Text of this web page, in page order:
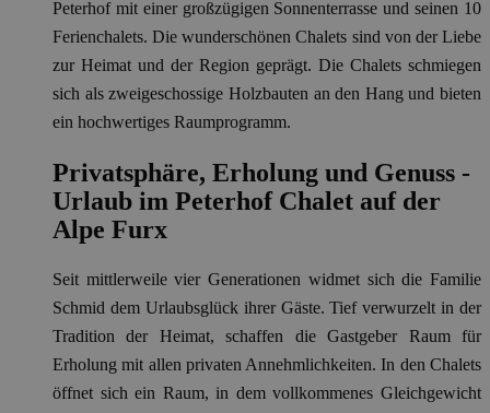
Peterhof mit einer großzügigen Sonnenterrasse und seinen 10
Ferienchalets. Die wunderschönen Chalets sind von der Liebe
zur Heimat und der Region geprägt. Die Chalets schmiegen
sich als zweigeschossige Holzbauten an den Hang und bieten
ein hochwertiges Raumprogramm.
Privatsphäre, Erholung und Genuss -
Urlaub im Peterhof Chalet auf der
Alpe Furx
Seit mittlerweile vier Generationen widmet sich die Familie
Schmid dem Urlaubsglück ihrer Gäste. Tief verwurzelt in der
Tradition der Heimat, schaffen die Gastgeber Raum für
Erholung mit allen privaten Annehmlichkeiten. In den Chalets
öffnet sich ein Raum, in dem vollkommenes Gleichgewicht